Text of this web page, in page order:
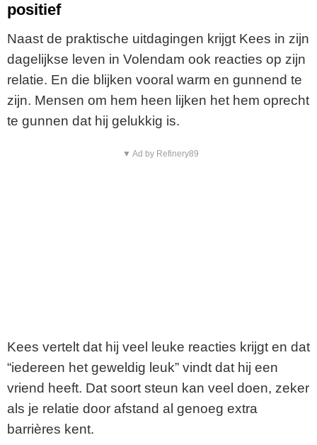
positief
Naast de praktische uitdagingen krijgt Kees in zijn
dagelijkse leven in Volendam ook reacties op zijn
relatie. En die blijken vooral warm en gunnend te
zijn. Mensen om hem heen lijken het hem oprecht
te gunnen dat hij gelukkig is.
▼ Ad by Refinery89
Kees vertelt dat hij veel leuke reacties krijgt en dat
“iedereen het geweldig leuk” vindt dat hij een
vriend heeft. Dat soort steun kan veel doen, zeker
als je relatie door afstand al genoeg extra
barrières kent.